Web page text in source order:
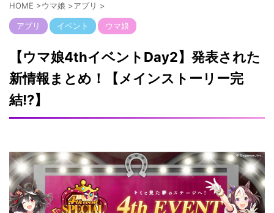
HOME >ウマ娘 >アプリ >
アプリ イベント ウマ娘
【ウマ娘4thイベントDay2】発表された
新情報まとめ！【メインストーリー完
結!?】